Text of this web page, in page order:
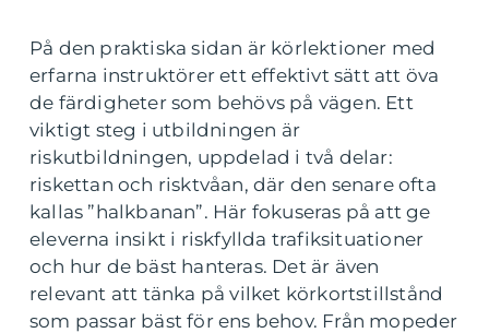
På den praktiska sidan är körlektioner med
erfarna instruktörer ett effektivt sätt att öva
de färdigheter som behövs på vägen. Ett
viktigt steg i utbildningen är
riskutbildningen, uppdelad i två delar:
riskettan och risktvåan, där den senare ofta
kallas ”halkbanan”. Här fokuseras på att ge
eleverna insikt i riskfyllda trafiksituationer
och hur de bäst hanteras. Det är även
relevant att tänka på vilket körkortstillstånd
som passar bäst för ens behov. Från mopeder